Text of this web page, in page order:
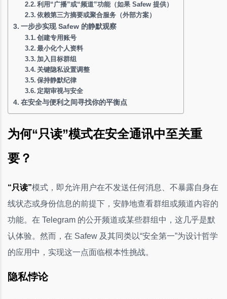
利用“广播”或“频道”功能（如果 Safew 提供）
依赖第三方摘要或聚合服务（外部方案）
一步步实现 Safew 的静默观察
创建专用账号
最小化个人资料
加入目标群组
关键隐私设置调整
保持静默纪律
定期审视与安全
在安全与便利之间寻找你的平衡点
为何“只读”模式在安全通讯中至关重
要？
“只读”模式，即允许用户在不发送任何消息、不暴露自身在
线状态或身份信息的前提下，安静地查看群组或频道内容的
功能。在 Telegram 的公开频道或某些群组中，这几乎是默
认体验。然而，在 Safew 及其同类以“安全第一”为设计哲学
的应用中，实现这一点面临根本性挑战。
隐私悖论